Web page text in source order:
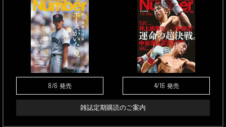
8/6 発売 4/16 発売
雑誌定期購読のご案内